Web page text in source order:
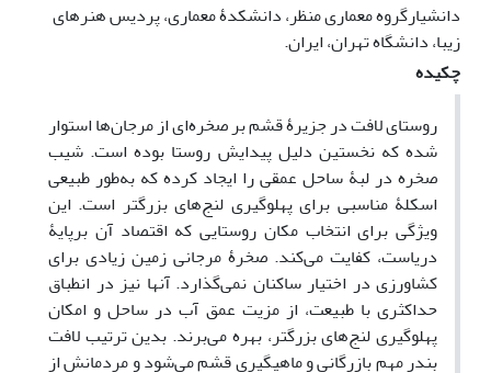
دانشیارگروه معماری منظر، دانشکدۀ معماری، پردیس هنرهای
زیبا، دانشگاه تهران، ایران.
چکیده
روستای لافت در جزیرۀ قشم بر صخره‌ای از مرجان‌ها استوار
شده که نخستین دلیل پیدایش روستا بوده است. شیب
صخره در لبۀ ساحل عمقی را ایجاد کرده که به‌طور طبیعی
اسکلۀ مناسبی برای پهلوگیری لنج‌های بزرگتر است. این
ویژگی برای انتخاب مکان روستایی که اقتصاد آن برپایۀ
دریاست، کفایت می‌کند. صخرۀ مرجانی زمین زیادی برای
کشاورزی در اختیار ساکنان نمی‌گذارد. آنها نیز در انطباق
حداکثری با طبیعت، از مزیت عمق آب در ساحل و امکان
پهلوگیری لنج‌های بزرگتر، بهره می‌برند. بدین ترتیب لافت
بندر مهم بازرگانی و ماهیگیری قشم می‌شود و مردمانش از